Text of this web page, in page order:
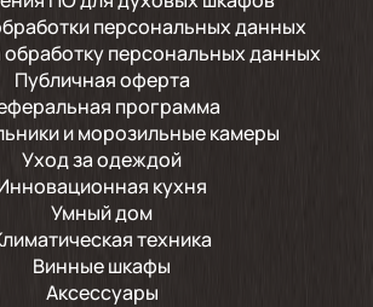
персональных данных
персональных данных
Публичная оферта
программа
и морозильные камеры
Уход за одеждой
кухня
Умный дом
техника
Винные шкафы
Аксессуары